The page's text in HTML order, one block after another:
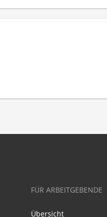
FÜR ARBEITGEBENDE
Übersicht